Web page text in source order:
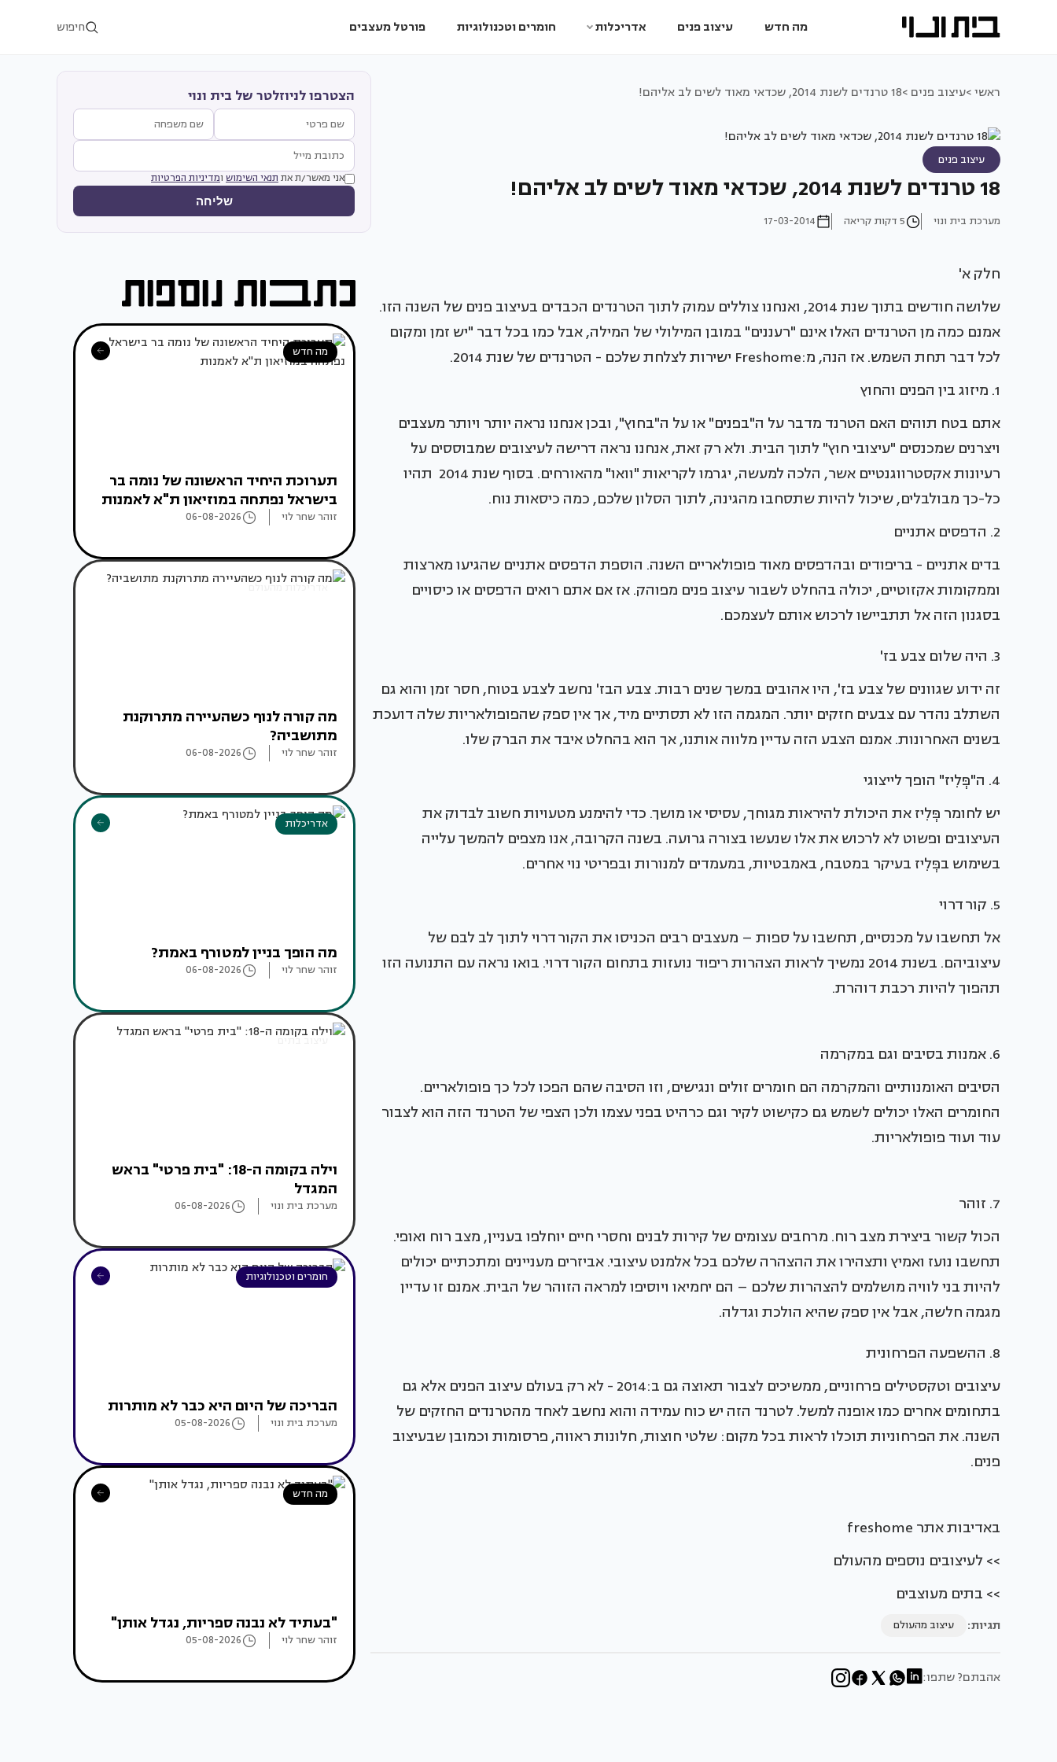
מה חדש עיצוב פנים אדריכלות חומרים וטכנולוגיות פורטל מעצבים חיפוש
ראשי >עיצוב פנים >18 טרנדים לשנת 2014, שכדאי מאוד לשים לב אליהם!
עיצוב פנים
18 טרנדים לשנת 2014, שכדאי מאוד לשים לב אליהם!
מערכת בית ונוי 5 דקות קריאה 17-03-2014
חלק א'
שלושה חודשים בתוך שנת 2014, ואנחנו צוללים עמוק לתוך הטרנדים הכבדים בעיצוב פנים של השנה הזו.
אמנם כמה מן הטרנדים האלו אינם "רעננים" במובן המילולי של המילה, אבל כמו בכל דבר "יש זמן ומקום
לכל דבר תחת השמש. אז הנה, מ:Freshome ישירות לצלחת שלכם - הטרנדים של שנת 2014.
1. מיזוג בין הפנים והחוץ
אתם בטח תוהים האם הטרנד מדבר על ה"בפנים" או על ה"בחוץ", ובכן אנחנו נראה יותר ויותר מעצבים
ויצרנים שמכנסים "עיצובי חוץ" לתוך הבית. ולא רק זאת, אנחנו נראה דרישה לעיצובים שמבוססים על
רעיונות אקסטרווגנטיים אשר, הלכה למעשה, יגרמו לקריאות "וואו" מהאורחים. בסוף שנת 2014 תהיו
כל-כך מבולבלים, שיכול להיות שתסחבו מהגינה, לתוך הסלון שלכם, כמה כיסאות נוח.
2. הדפסים אתניים
בדים אתניים - בריפודים ובהדפסים מאוד פופולאריים השנה. הוספת הדפסים אתניים שהגיעו מארצות
וממקומות אקזוטיים, יכולה בהחלט לשבור עיצוב פנים מפוהק. אז אם אתם רואים הדפסים או כיסויים
בסגנון הזה אל תתביישו לרכוש אותם לעצמכם.
3. היה שלום צבע בז'
זה ידוע שגוונים של צבע בז', היו אהובים במשך שנים רבות. צבע הבז' נחשב לצבע בטוח, חסר זמן והוא גם
השתלב נהדר עם צבעים חזקים יותר. המגמה הזו לא תסתיים מיד, אך אין ספק שהפופולאריות שלה דועכת
בשנים האחרונות. אמנם הצבע הזה עדיין מלווה אותנו, אך הוא בהחלט איבד את הברק שלו.
4. ה"פְּלִיז" הופך לייצוגי
יש לחומר פְּלִיז את היכולת להיראות מגוחך, עסיסי או מושך. כדי להימנע מטעויות חשוב לבדוק את
העיצובים ופשוט לא לרכוש את אלו שנעשו בצורה גרועה. בשנה הקרובה, אנו מצפים להמשך עלייה
בשימוש בפְּלִיז בעיקר במטבח, באמבטיות, במעמדים למנורות ובפריטי נוי אחרים.
5. קורדרוי
אל תחשבו על מכנסיים, תחשבו על ספות – מעצבים רבים הכניסו את הקורדרוי לתוך לב לבם של
עיצוביהם. בשנת 2014 נמשיך לראות הצהרות ריפוד נועזות בתחום הקורדרוי. בואו נראה עם התנועה הזו
תהפוך להיות רכבת דוהרת.
6. אמנות בסיבים וגם במקרמה
הסיבים האומנותיים והמקרמה הם חומרים זולים ונגישים, וזו הסיבה שהם הפכו לכל כך פופולאריים.
החומרים האלו יכולים לשמש גם כקישוט לקיר וגם כרהיט בפני עצמו ולכן הצפי של הטרנד הזה הוא לצבור
עוד ועוד פופולאריות.
7. זוהר
הכול קשור ביצירת מצב רוח. מרחבים עצומים של קירות לבנים וחסרי חיים יוחלפו בעניין, מצב רוח ואופי.
תחשבו נועז ואמיץ ותצהירו את ההצהרה שלכם בכל אלמנט עיצובי. אביזרים מעניינים ומתכתיים יכולים
להיות בני לוויה מושלמים להצהרות שלכם – הם יחמיאו ויוסיפו למראה הזוהר של הבית. אמנם זו עדיין
מגמה חלשה, אבל אין ספק שהיא הולכת וגדלה.
8. ההשפעה הפרחונית
עיצובים וטקסטילים פרחוניים, ממשיכים לצבור תאוצה גם ב:2014 - לא רק בעולם עיצוב הפנים אלא גם
בתחומים אחרים כמו אופנה למשל. לטרנד הזה יש כוח עמידה והוא נחשב לאחד מהטרנדים החזקים של
השנה. את הפרחוניות תוכלו לראות בכל מקום: שלטי חוצות, חלונות ראווה, פרסומות וכמובן שבעיצוב
פנים.
באדיבות אתר freshome
>> לעיצובים נוספים מהעולם
>> בתים מעוצבים
תגיות: עיצוב מהעולם
אהבתם? שתפו:
הצטרפו לניוזלטר של בית ונוי
אני מאשר/ת את תנאי השימוש ומדיניות הפרטיות
שליחה
מה חדש
תערוכת היחיד הראשונה של נומה בר
בישראל נפתחה במוזיאון ת"א לאמנות
זוהר שחר לוי 06-08-2026
אדריכלות מהעולם
מה קורה לנוף כשהעיירה מתרוקנת
מתושביה?
זוהר שחר לוי 06-08-2026
אדריכלות
מה הופך בניין למטורף באמת?
זוהר שחר לוי 06-08-2026
עיצוב בתים
וילה בקומה ה-18: "בית פרטי" בראש
המגדל
מערכת בית ונוי 06-08-2026
חומרים וטכנולוגיות
הבריכה של היום היא כבר לא מותרות
מערכת בית ונוי 05-08-2026
מה חדש
"בעתיד לא נבנה ספריות, נגדל אותן"
זוהר שחר לוי 05-08-2026